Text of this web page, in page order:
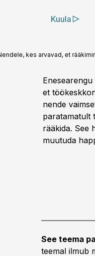
Kuula
kes arvavad, et
et
nende
paratamatult
rääkida. See
muutuda
See teema
teemal ilmub